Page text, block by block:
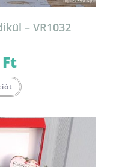
– VR1032
Ft